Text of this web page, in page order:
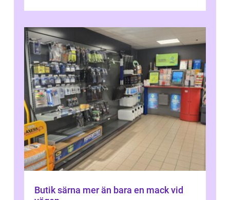
Butik särna mer än bara en mack vid